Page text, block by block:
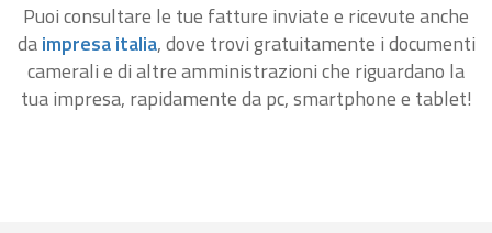
Puoi consultare le tue fatture inviate e ricevute anche
daimpresa italia, dove trovi gratuitamente i documenti
camerali e di altre amministrazioni che riguardano la
tua impresa, rapidamente da pc, smartphone e tablet!